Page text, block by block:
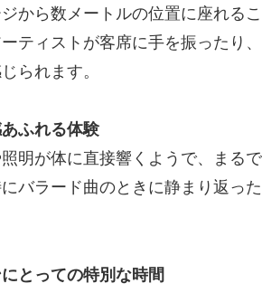
ジから数メートルの位置に座れる
ティストが客席に手を振ったり
られます。
ふれる体験
明が体に直接響くようで、まる
バラード曲のときに静まり返っ
とっての特別な時間